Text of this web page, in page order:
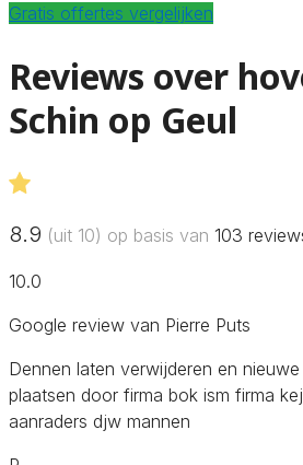
Gratis offertes vergelijken
Reviews over
Schin op Geul
8.9 (uit 10) op basis van 103
10.0
Google review van Pierre Puts
Dennen laten verwijderen en
plaatsen door firma bok ism firma
aanraders djw mannen